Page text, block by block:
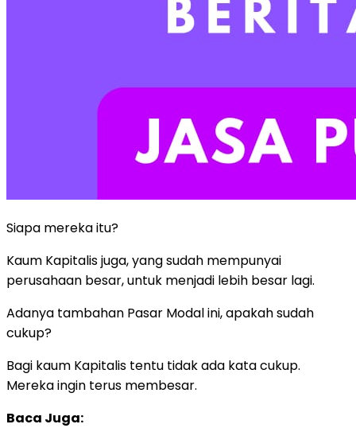
Siapa mereka itu?
Kaum Kapitalis juga, yang sudah mempunyai
perusahaan besar, untuk menjadi lebih besar lagi.
Adanya tambahan Pasar Modal ini, apakah sudah
cukup?
Bagi kaum Kapitalis tentu tidak ada kata cukup.
Mereka ingin terus membesar.
Baca Juga: